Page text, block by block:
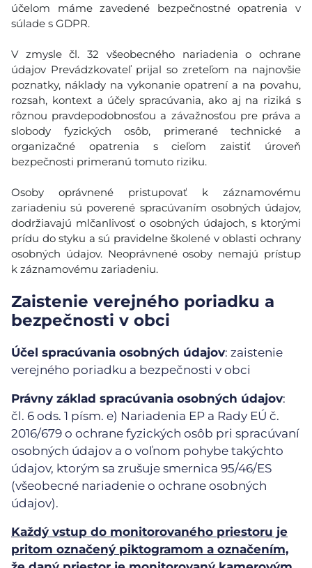
účelom máme zavedené bezpečnostné opatrenia v
súlade s GDPR.
V zmysle čl. 32 všeobecného nariadenia o ochrane
údajov Prevádzkovateľ prijal so zreteľom na najnovšie
poznatky, náklady na vykonanie opatrení a na povahu,
rozsah, kontext a účely spracúvania, ako aj na riziká s
rôznou pravdepodobnosťou a závažnosťou pre práva a
slobody fyzických osôb, primerané technické a
organizačné opatrenia s cieľom zaistiť úroveň
bezpečnosti primeranú tomuto riziku.
Osoby oprávnené pristupovať k záznamovému
zariadeniu sú poverené spracúvaním osobných údajov,
dodržiavajú mlčanlivosť o osobných údajoch, s ktorými
prídu do styku a sú pravidelne školené v oblasti ochrany
osobných údajov. Neoprávnené osoby nemajú prístup
k záznamovému zariadeniu.
Zaistenie verejného poriadku a
bezpečnosti v obci
Účel spracúvania osobných údajov: zaistenie
verejného poriadku a bezpečnosti v obci
Právny základ spracúvania osobných údajov:
čl. 6 ods. 1 písm. e) Nariadenia EP a Rady EÚ č.
2016/679 o ochrane fyzických osôb pri spracúvaní
osobných údajov a o voľnom pohybe takýchto
údajov, ktorým sa zrušuje smernica 95/46/ES
(všeobecné nariadenie o ochrane osobných
údajov).
Každý vstup do monitorovaného priestoru je
pritom označený piktogramom a označením,